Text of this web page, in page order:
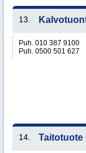
13.
Puh. 010 387 9100
Puh. 0500 501 627
14. Taitotuote